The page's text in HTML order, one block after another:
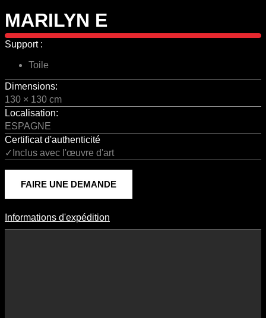
MARILYN E
Support :
Toile
Dimensions:
130 × 130 cm
Localisation:
ESPAGNE
Certificat d'authenticité
✓Inclus avec l'œuvre d'art
FAIRE UNE DEMANDE
Informations D'expédition
Informations d'expédition